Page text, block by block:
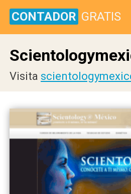
CONTADOR GRATIS
Visita